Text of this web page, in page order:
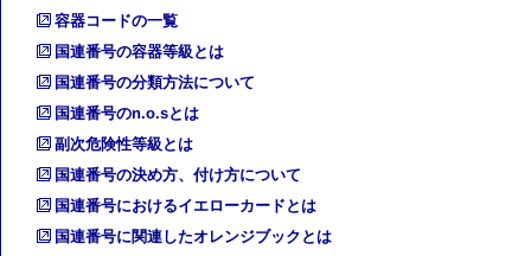
容器コードの一覧
国連番号の容器等級とは
国連番号の分類方法について
国連番号のn.o.sとは
副次危険性等級とは
国連番号の決め方、付け方について
国連番号におけるイエローカードとは
国連番号に関連したオレンジブックとは